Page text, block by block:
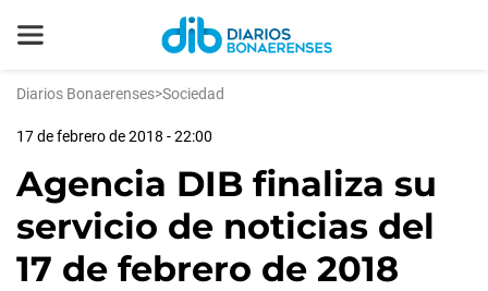
Diarios Bonaerenses>Sociedad
17 de febrero de 2018 - 22:00
Agencia DIB finaliza su
servicio de noticias del
17 de febrero de 2018